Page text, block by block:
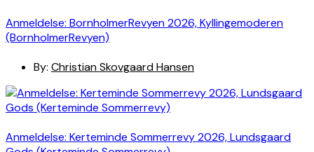
Anmeldelse: BornholmerRevyen 2026, Kyllingemoderen
(BornholmerRevyen)
By: Christian Skovgaard Hansen
Anmeldelse: Kerteminde Sommerrevy 2026, Lundsgaard